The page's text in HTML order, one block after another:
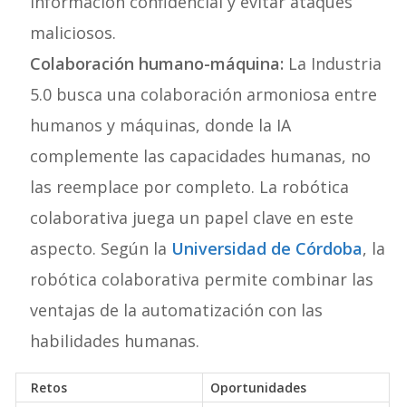
maliciosos.
Colaboración humano-máquina: La Industria
5.0 busca una colaboración armoniosa entre
humanos y máquinas, donde la IA
complemente las capacidades humanas, no
las reemplace por completo. La robótica
colaborativa juega un papel clave en este
aspecto. Según la Universidad de Córdoba, la
robótica colaborativa permite combinar las
ventajas de la automatización con las
habilidades humanas.
Retos Oportunidades